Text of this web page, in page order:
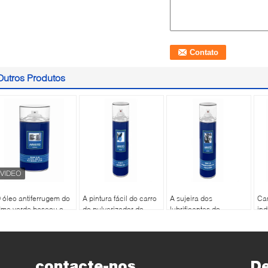
Produtos
óleo antiferrugem do
verde baseou o
do metal
A pintura fácil do carro
do pulverizador do
remove a pintura dos
A sujeira dos
lubrificantes do
de limpeza de molde